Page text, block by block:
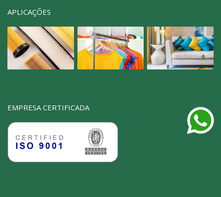
APLICAÇÕES
EMPRESA CERTIFICADA